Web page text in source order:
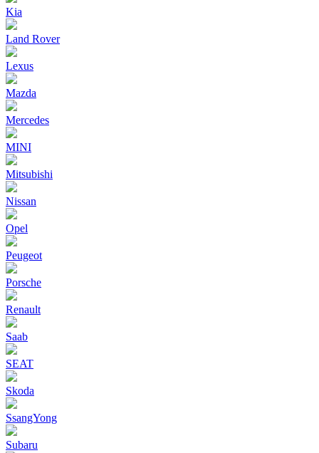
Kia
Land Rover
Lexus
Mazda
Mercedes
MINI
Mitsubishi
Nissan
Opel
Peugeot
Porsche
Renault
Saab
SEAT
Skoda
SsangYong
Subaru